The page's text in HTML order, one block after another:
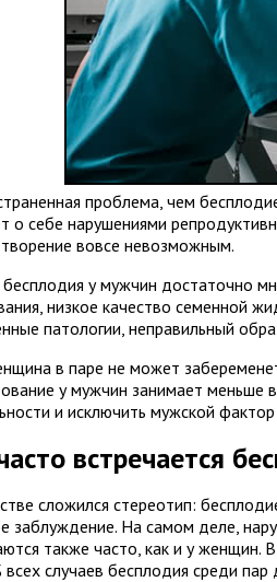
проблема, чем
о себе нарушениями
вовсе невозможным.
у мужчин достаточно
низкое качество семенной
патологии, неправильный
в паре не может
у мужчин занимает меньше
и исключить мужской
встречается
сложился стереотип:
заблуждение. На самом деле,
также часто, как и у женщин.
случаев бесплодия среди пар